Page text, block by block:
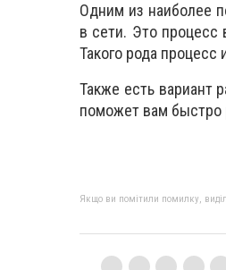
Одним из наиболее
в сети. Это процесс
Такого рода
Также есть вариант
поможет вам быстро
Якщо ви помітили помилку,